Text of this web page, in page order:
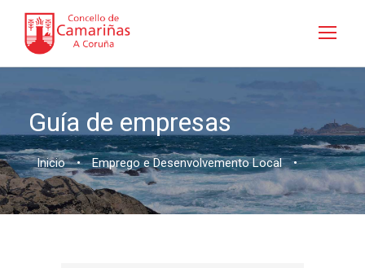
Guía de empresas
Inicio • Emprego e Desenvolvemento Local •